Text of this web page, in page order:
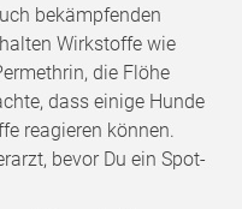
bekämpfenden
Wirkstoffe wie
die Flöhe
dass einige Hunde
reagieren können.
bevor Du ein Spot-